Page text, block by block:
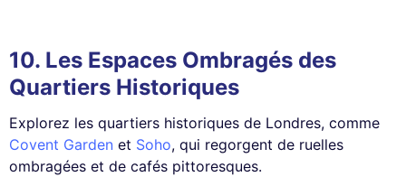
10. Les Espaces Ombragés des
Quartiers Historiques
Explorez les quartiers historiques de Londres, comme
Covent Garden et Soho, qui regorgent de ruelles
ombragées et de cafés pittoresques.